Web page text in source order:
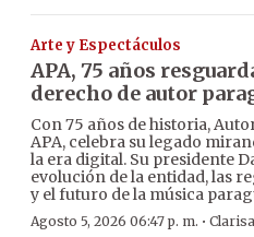
Arte y Espectáculos
APA, 75 años
derecho de autor
Con 75 años de historia,
APA, celebra su legado
la era digital. Su presidente
evolución de la entidad, las
y el futuro de la música
Agosto 5, 2026 06:47 p. m. ·